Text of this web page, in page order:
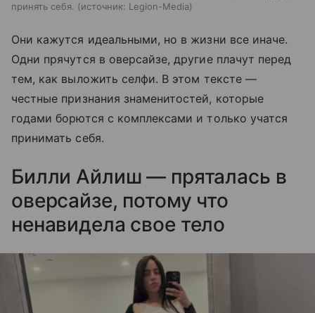
принять себя.
источник: Legion-Media
Они кажутся идеальными, но в жизни все иначе.
Одни прячутся в оверсайзе, другие плачут перед
тем, как выложить селфи. В этом тексте —
честные признания знаменитостей, которые
годами борются с комплексами и только учатся
принимать себя.
Билли Айлиш — пряталась в
оверсайзе, потому что
ненавидела свое тело